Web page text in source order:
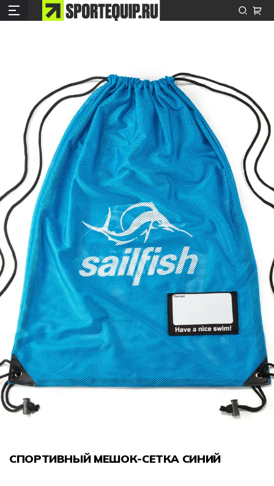
СПОРТИВНЫЙ МЕШОК-СЕТКА СИНИЙ